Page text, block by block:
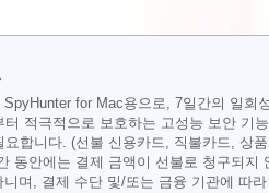
for Mac용으로, 7일간의 일
적극적으로 보호하는 고성능 보안
합니다. (선불 신용카드, 직불카드, 상
동안에는 결제 금액이 선불로 청구되
며, 결제 수단 및/또는 금융 기관에 따